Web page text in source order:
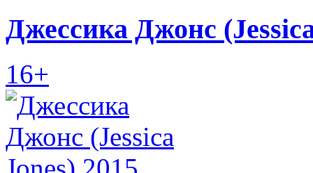
Джессика Джонс
16+